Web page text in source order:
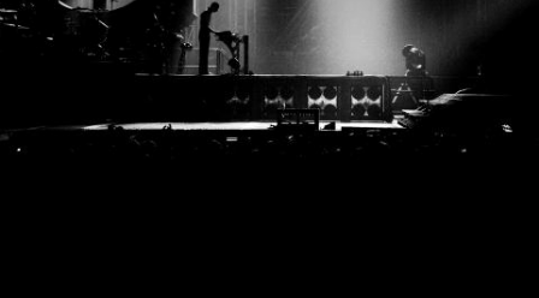
Home News Musik Fotos Biografie
Sehnsucht (Anniversary Edition)